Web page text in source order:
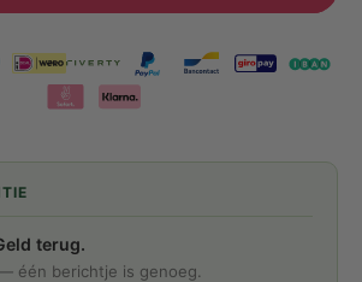
terug.
één berichtje is genoeg.